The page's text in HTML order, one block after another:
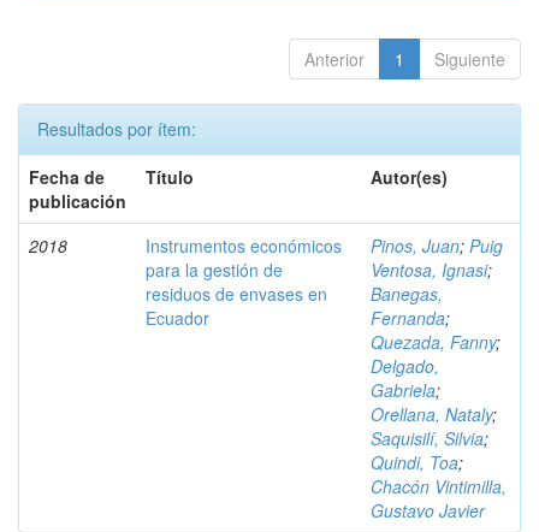
Anterior 1 Siguiente
Resultados por ítem:
Fecha de
publicación
Título Autor(es)
2018
Instrumentos económicos
para la gestión de
residuos de envases en
Ecuador
Pinos, Juan; Puig
Ventosa, Ignasi;
Banegas,
Fernanda;
Quezada, Fanny;
Delgado,
Gabriela;
Orellana, Nataly;
Saquisilí, Silvia;
Quindi, Toa;
Chacón Vintimilla,
Gustavo Javier